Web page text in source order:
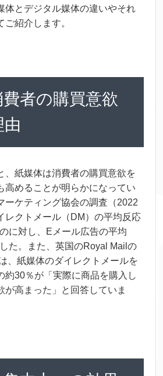
体とデジタル媒体の違いやそれ
ご紹介 します。
者の購買意欲
由
紙媒体は消費者の購買意欲を
高めることが明 らかになってい
ーケティング協会の調査 （2022
レクトメール（DM）の平均反応
に対し、Eメール広告の平均
た。また、 英国のRoyal Mailの
、 紙媒体のダイレクトメールを
約30％が「 実際に商品を購入 し
が高 まった」と 回答していま